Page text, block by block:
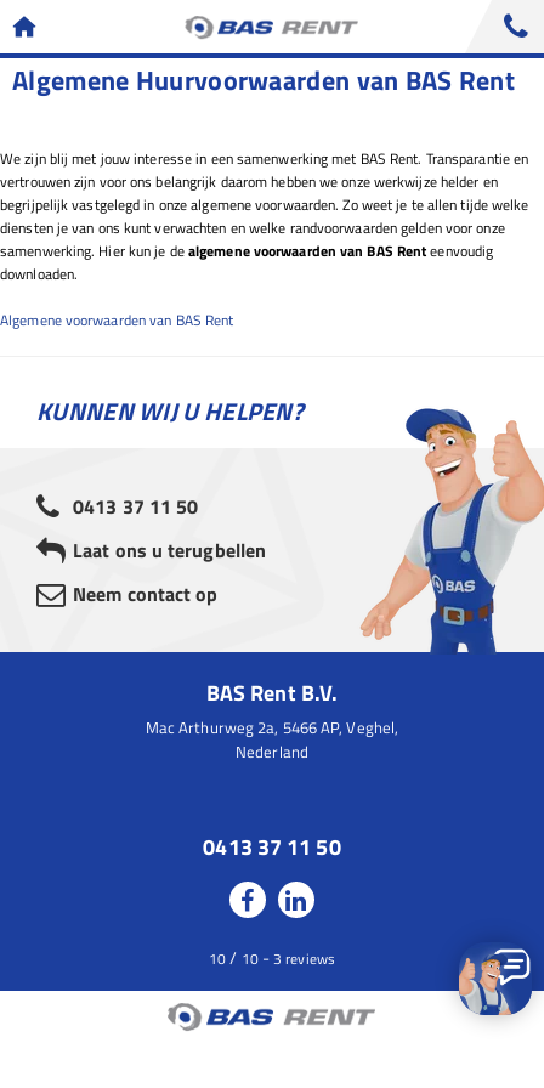
Algemene Huurvoorwaarden van BAS Rent
We zijn blij met jouw interesse in een samenwerking met BAS Rent. Transparantie en
vertrouwen zijn voor ons belangrijk daarom hebben we onze werkwijze helder en
begrijpelijk vastgelegd in onze algemene voorwaarden. Zo weet je te allen tijde welke
diensten je van ons kunt verwachten en welke randvoorwaarden gelden voor onze
samenwerking. Hier kun je dealgemene voorwaarden van BAS Renteenvoudig
downloaden.
Algemene voorwaarden van BAS Rent
KUNNEN WIJ U HELPEN?
0413 37 11 50
Laat ons u terugbellen
Neem contact op
BAS Rent B.V.
Mac Arthurweg 2a, 5466 AP, Veghel,
Nederland
0413 37 11 50
10/ 10-3 reviews